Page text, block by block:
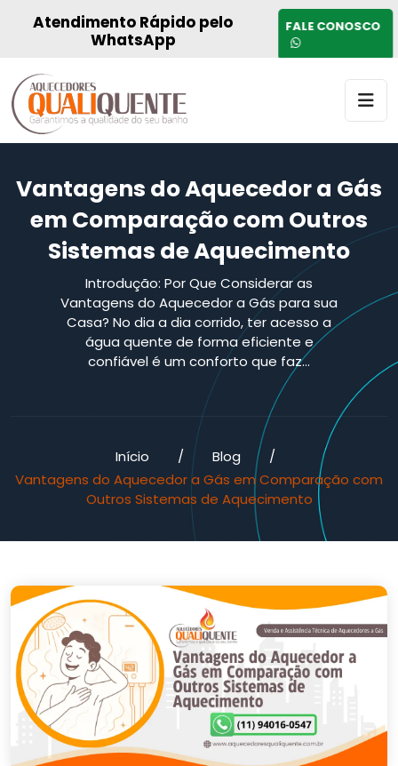
Atendimento Rápido pelo
WhatsApp
FALE CONOSCO
Vantagens do Aquecedor a Gás
em Comparação com Outros
Sistemas de Aquecimento
Introdução: Por Que Considerar as
Vantagens do Aquecedor a Gás para sua
Casa? No dia a dia corrido, ter acesso a
água quente de forma eficiente e
confiável é um conforto que faz…
Início / Blog
/
Vantagens do Aquecedor a Gás em Comparação com
Outros Sistemas de Aquecimento